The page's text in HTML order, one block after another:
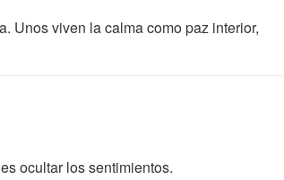
Unos viven la calma como paz interior,
ocultar los sentimientos.